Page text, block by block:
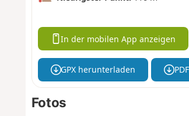
In der mobilen App anzeigen
GPX herunterladen
Fotos